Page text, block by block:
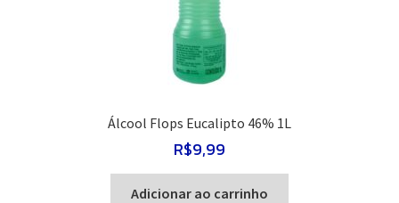
Álcool Flops Eucalipto 46% 1L
R$9,99
Adicionar ao carrinho